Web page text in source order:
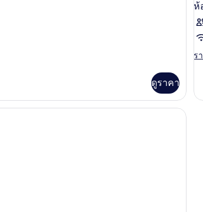
ดูราคา
ห้
ร
ร
เกี่